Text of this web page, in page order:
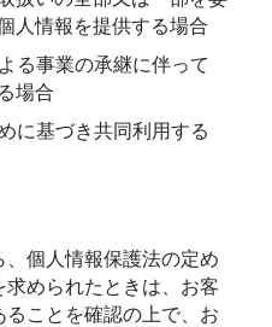
人情報を提供する場合
る事業の承継に伴って
場合
に基づき共同利用する
個人情報保護法の定め
められたときは、お客
ことを確認の上で、お